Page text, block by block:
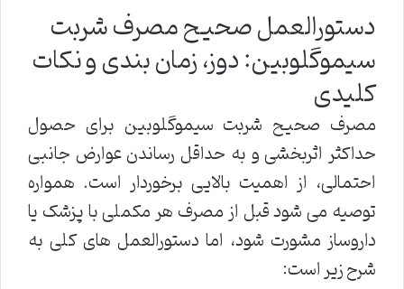
دستورالعمل صحیح مصرف شربت
سیموگلوبین: دوز، زمان بندی و نکات
کلیدی
مصرف صحیح شربت سیموگلوبین برای حصول
حداکثر اثربخشی و به حداقل رساندن عوارض جانبی
احتمالی، از اهمیت بالایی برخوردار است. همواره
توصیه می شود قبل از مصرف هر مکملی با پزشک یا
داروساز مشورت شود، اما دستورالعمل های کلی به
شرح زیر است: